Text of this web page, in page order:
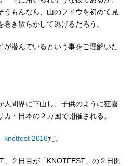
うもんなら、山のフドウを初めて見
き散らかして逃げるだろう。
が潜んでいるという事をご理解いた
人間界に下山し、子供のように狂喜
・日本の２カ国で開催される。
knotfest 2016だ。
」２日目が「KNOTFEST」の２日開